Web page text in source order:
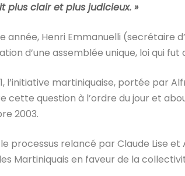
plus clair et plus judicieux. »
année, Henri Emmanuelli (secrétaire
d’une assemblée unique, loi qui
l’initiative martiniquaise, portée par
cette question à l’ordre du jour et
2003.
le processus relancé par Claude Lise
Martiniquais en faveur de la